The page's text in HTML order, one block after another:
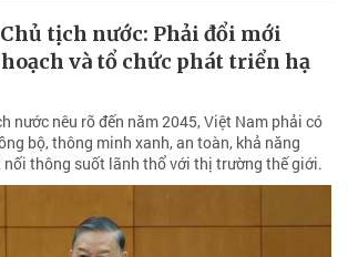
tịch nước: Phải đổi mới
và tổ chức phát triển hạ
nước nêu rõ đến năm 2045, Việt Nam phải có
bộ, thông minh xanh, an toàn, khả năng
nối thông suốt lãnh thổ với thị trường thế giới.